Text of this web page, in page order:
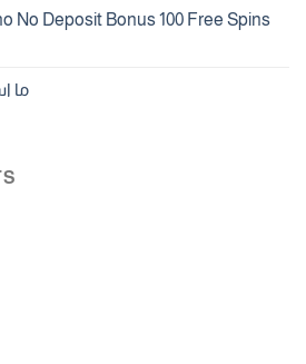
No Deposit Bonus 100 Free Spins
ما